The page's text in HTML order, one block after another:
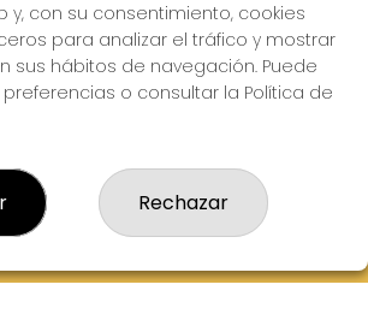
te desea Mucha Suerte!
y, con su consentimiento, cookies
para analizar el tráfico y mostrar
sus hábitos de navegación. Puede
preferencias o consultar la Política de
Rechazar